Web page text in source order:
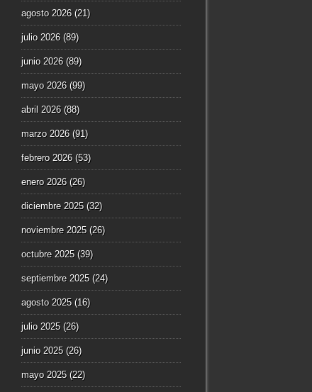
agosto 2026(21)
julio 2026(89)
junio 2026(89)
mayo 2026(99)
abril 2026(88)
marzo 2026(91)
febrero 2026(53)
enero 2026(26)
diciembre 2025(32)
noviembre 2025(26)
octubre 2025(39)
septiembre 2025(24)
agosto 2025(16)
julio 2025(26)
junio 2025(26)
mayo 2025(22)